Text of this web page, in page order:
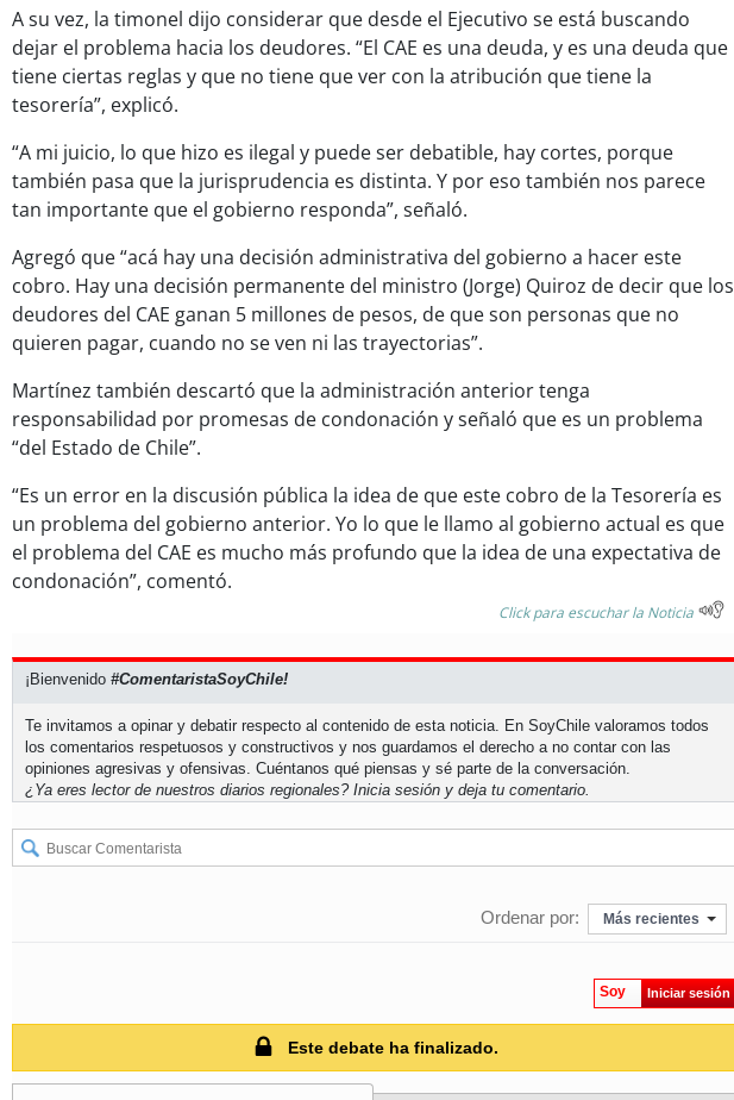
A su vez, la timonel dijo considerar que desde el Ejecutivo se está buscando
dejar el problema hacia los deudores. “El CAE es una deuda, y es una deuda que
tiene ciertas reglas y que no tiene que ver con la atribución que tiene la
tesorería”, explicó.
“A mi juicio, lo que hizo es ilegal y puede ser debatible, hay cortes, porque
también pasa que la jurisprudencia es distinta. Y por eso también nos parece
tan importante que el gobierno responda”, señaló.
Agregó que “acá hay una decisión administrativa del gobierno a hacer este
cobro. Hay una decisión permanente del ministro (Jorge) Quiroz de decir que los
deudores del CAE ganan 5 millones de pesos, de que son personas que no
quieren pagar, cuando no se ven ni las trayectorias”.
Martínez también descartó que la administración anterior tenga
responsabilidad por promesas de condonación y señaló que es un problema
“del Estado de Chile”.
“Es un error en la discusión pública la idea de que este cobro de la Tesorería es
un problema del gobierno anterior. Yo lo que le llamo al gobierno actual es que
el problema del CAE es mucho más profundo que la idea de una expectativa de
condonación”, comentó.
Click para escuchar la Noticia
¡Bienvenido #ComentaristaSoyChile!
Te invitamos a opinar y debatir respecto al contenido de esta noticia. En SoyChile valoramos todos
los comentarios respetuosos y constructivos y nos guardamos el derecho a no contar con las
opiniones agresivas y ofensivas. Cuéntanos qué piensas y sé parte de la conversación.
¿Ya eres lector de nuestros diarios regionales? Inicia sesión y deja tu comentario.
Ordenar por: Más recientes
Soy Iniciar sesión
Este debate ha finalizado.